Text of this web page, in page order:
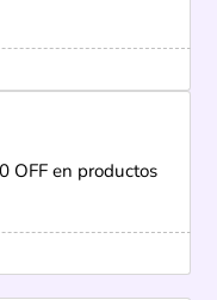
OFF en productos